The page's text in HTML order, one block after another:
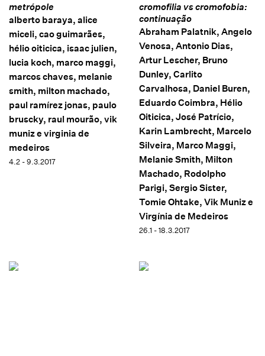
metrópole
alberto baraya, alice
miceli, cao guimarães,
hélio oiticica, isaac julien,
lucia koch, marco maggi,
marcos chaves, melanie
smith, milton machado,
paul ramírez jonas, paulo
bruscky, raul mourão, vik
muniz e virginia de
medeiros
4.2 - 9.3.2017
cromofilia vs cromofobia:
continuação
Abraham Palatnik, Angelo
Venosa, Antonio Dias,
Artur Lescher, Bruno
Dunley, Carlito
Carvalhosa, Daniel Buren,
Eduardo Coimbra, Hélio
Oiticica, José Patrício,
Karin Lambrecht, Marcelo
Silveira, Marco Maggi,
Melanie Smith, Milton
Machado, Rodolpho
Parigi, Sergio Sister,
Tomie Ohtake, Vik Muniz e
Virgínia de Medeiros
26.1 - 18.3.2017